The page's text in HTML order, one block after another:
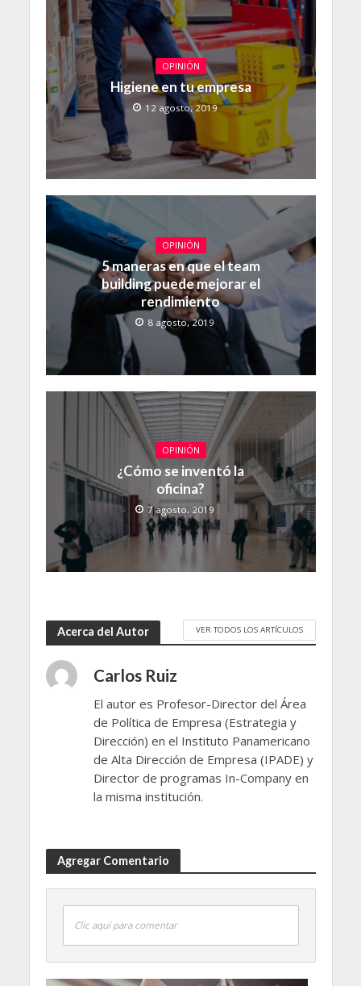
OPINIÓN
Higiene en tu empresa
12 agosto, 2019
OPINIÓN
5 maneras en que el team
building puede mejorar el
rendimiento
8 agosto, 2019
OPINIÓN
¿Cómo se inventó la
oficina?
7 agosto, 2019
Acerca del Autor VER TODOS LOS ARTÍCULOS
Carlos Ruiz
El autor es Profesor-Director del Área
de Política de Empresa (Estrategia y
Dirección) en el Instituto Panamericano
de Alta Dirección de Empresa (IPADE) y
Director de programas In-Company en
la misma institución.
Agregar Comentario
Clic aquí para comentar